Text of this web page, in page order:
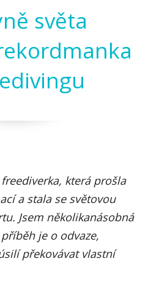
světa
která prošla
a stala se světovou
Jsem několikanásobná
je o odvaze,
překovávat vlastní